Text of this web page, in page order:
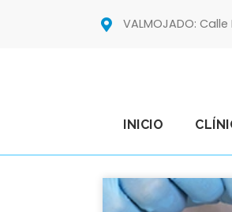
VALMOJADO:
INICIO